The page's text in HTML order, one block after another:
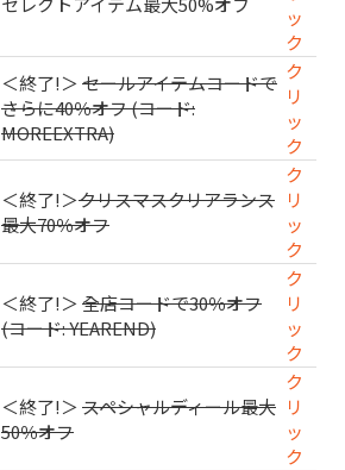
ッ
ク
＜終了!＞セールアイテムコードで
さらに40％オフ (コード:
MOREEXTRA)
ク
リ
ッ
ク
＜終了!＞クリスマスクリアランス
最大70％オフ
ク
リ
ッ
ク
＜終了!＞全店コードで30％オフ
(コード: YEAREND)
ク
リ
ッ
ク
＜終了!＞スペシャルディール最大
50％オフ
ク
リ
ッ
ク